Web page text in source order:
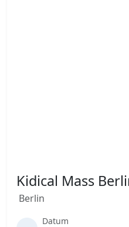
Kidical Mass
Berlin
Datum